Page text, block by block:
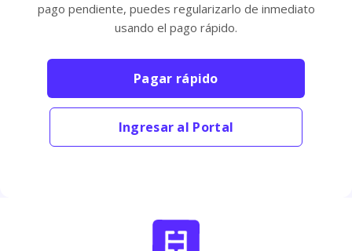
pago pendiente, puedes regularizarlo de inmediato
usando el pago rápido.
Pagar rápido
Ingresar al Portal